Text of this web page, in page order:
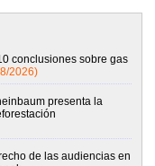
conclusiones sobre gas
2026)
presenta la
de las audiencias en